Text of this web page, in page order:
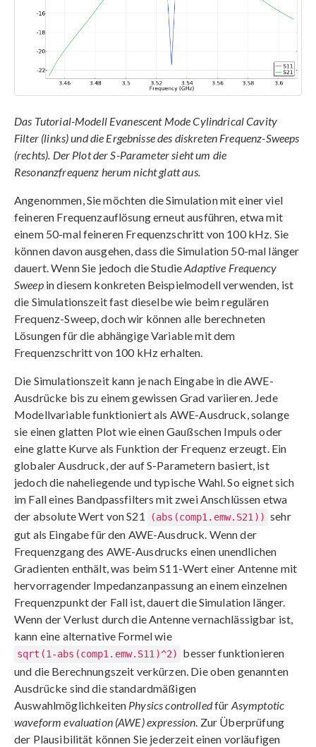
Das Tutorial-Modell Evanescent Mode Cylindrical Cavity
Filter (links) und die Ergebnisse des diskreten Frequenz-Sweeps
(rechts). Der Plot der S-Parameter sieht um die
Resonanzfrequenz herum nicht glatt aus.
Angenommen, Sie möchten die Simulation mit einer viel
feineren Frequenzauflösung erneut ausführen, etwa mit
einem 50-mal feineren Frequenzschritt von 100 kHz. Sie
können davon ausgehen, dass die Simulation 50-mal länger
dauert. Wenn Sie jedoch die StudieAdaptive Frequency
Sweepin diesem konkreten Beispielmodell verwenden, ist
die Simulationszeit fast dieselbe wie beim regulären
Frequenz-Sweep, doch wir können alle berechneten
Lösungen für die abhängige Variable mit dem
Frequenzschritt von 100 kHz erhalten.
Die Simulationszeit kann je nach Eingabe in die AWE-
Ausdrücke bis zu einem gewissen Grad variieren. Jede
Modellvariable funktioniert als AWE-Ausdruck, solange
sie einen glatten Plot wie einen Gaußschen Impuls oder
eine glatte Kurve als Funktion der Frequenz erzeugt. Ein
globaler Ausdruck, der auf S-Parametern basiert, ist
jedoch die naheliegende und typische Wahl. So eignet sich
im Fall eines Bandpassfilters mit zwei Anschlüssen etwa
der absolute Wert von S21
(abs(comp1.emw.S21)) sehr
gut als Eingabe für den AWE-Ausdruck. Wenn der
Frequenzgang des AWE-Ausdrucks einen unendlichen
Gradienten enthält, was beim S11-Wert einer Antenne mit
hervorragender Impedanzanpassung an einem einzelnen
Frequenzpunkt der Fall ist, dauert die Simulation länger.
Wenn der Verlust durch die Antenne vernachlässigbar ist,
kann eine alternative Formel wie
sqrt(1-abs(comp1.emw.S11)^2)
besser funktionieren
und die Berechnungszeit verkürzen. Die oben genannten
Ausdrücke sind die standardmäßigen
Auswahlmöglichkeiten Physics controlledfür Asymptotic
waveform evaluation (AWE) expression. Zur Überprüfung
der Plausibilität können Sie jederzeit einen vorläufigen